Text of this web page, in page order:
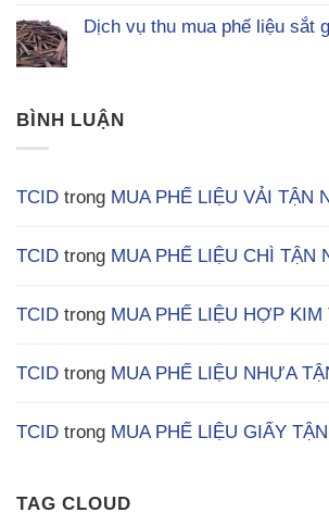
Dịch vụ thu mua phế liệu sắt
BÌNH LUẬN
TCID trong MUA PHẾ LIỆU VẢI TẬN
TCID trong MUA PHẾ LIỆU CHÌ TẬN
TCID trong MUA PHẾ LIỆU HỢP KIM
TCID trong MUA PHẾ LIỆU NHỰA
TCID trong MUA PHẾ LIỆU GIẤY
TAG CLOUD